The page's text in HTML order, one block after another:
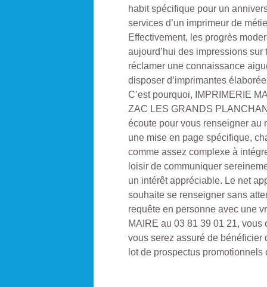
habit spécifique pour un
services d’un imprimeur de
Effectivement, les progrès
aujourd’hui des impressions sur
réclamer une connaissance
disposer d’imprimantes
C’est pourquoi, IMPRIMERIE
ZAC LES GRANDS
écoute pour vous renseigner au
une mise en page spécifique,
comme assez complexe à
loisir de communiquer
un intérêt appréciable. Le net
souhaite se renseigner sans
requête en personne avec une
MAIRE au 03 81 39 01 21,
vous serez assuré de bénéficier
lot de prospectus